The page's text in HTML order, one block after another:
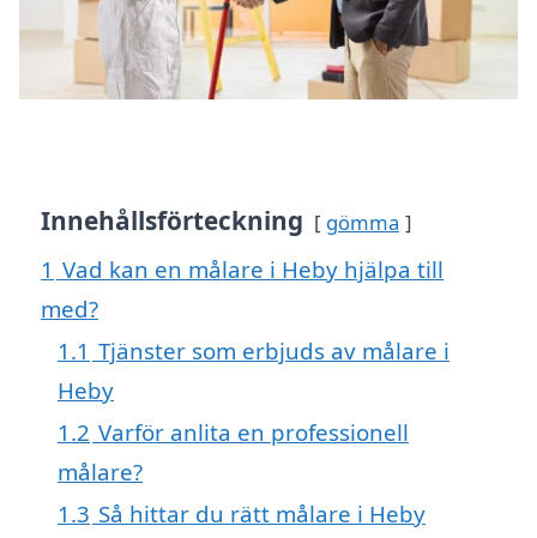
Innehållsförteckning gömma
1 Vad kan en målare i Heby hjälpa till
med?
1.1 Tjänster som erbjuds av målare i
Heby
1.2 Varför anlita en professionell
målare?
1.3 Så hittar du rätt målare i Heby